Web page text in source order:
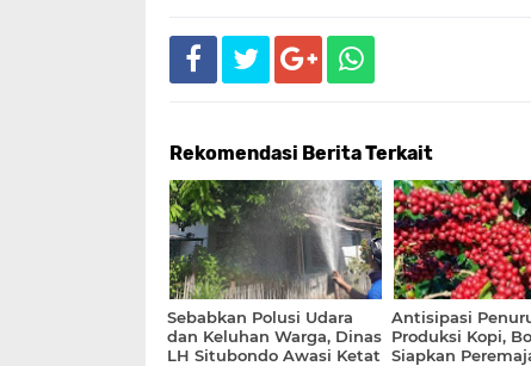
Rekomendasi Berita Terkait
Sebabkan Polusi Udara
dan Keluhan Warga, Dinas
LH Situbondo Awasi Ketat
Antisipasi
Produksi Kopi,
Siapkan